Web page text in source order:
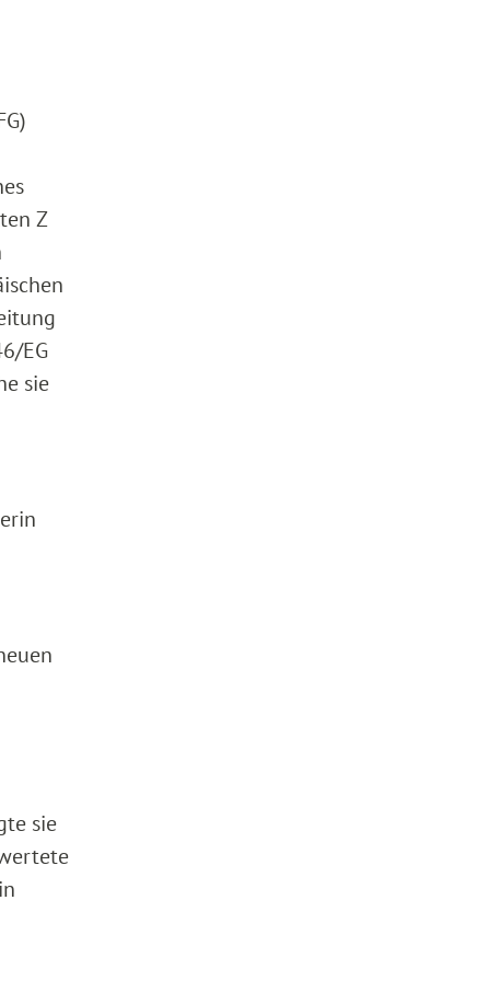
Z
EG
sie
sie